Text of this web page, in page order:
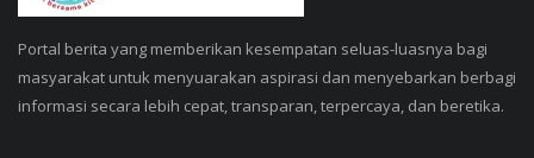
Portal berita yang memberikan kesempatan seluas-luasnya bagi
masyarakat untuk menyuarakan aspirasi dan menyebarkan berbagi
informasi secara lebih cepat, transparan, terpercaya, dan beretika.